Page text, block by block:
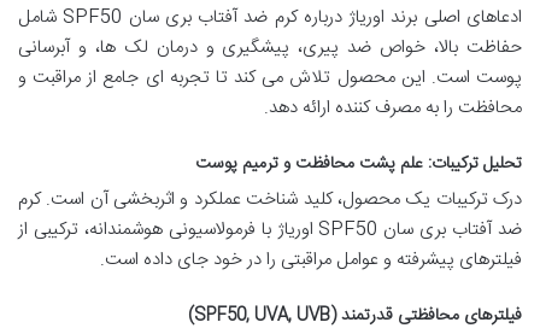
ادعاهای اصلی برند اوریاژ درباره کرم ضد آفتاب بری سان SPF50 شامل
حفاظت بالا، خواص ضد پیری، پیشگیری و درمان لک ها، و آبرسانی
پوست است. این محصول تلاش می کند تا تجربه ای جامع از مراقبت و
محافظت را به مصرف کننده ارائه دهد.
تحلیل ترکیبات: علم پشت محافظت و ترمیم پوست
درک ترکیبات یک محصول، کلید شناخت عملکرد و اثربخشی آن است. کرم
ضد آفتاب بری سان SPF50 اوریاژ با فرمولاسیونی هوشمندانه، ترکیبی از
فیلترهای پیشرفته و عوامل مراقبتی را در خود جای داده است.
فیلترهای محافظتی قدرتمند (SPF50, UVA, UVB)